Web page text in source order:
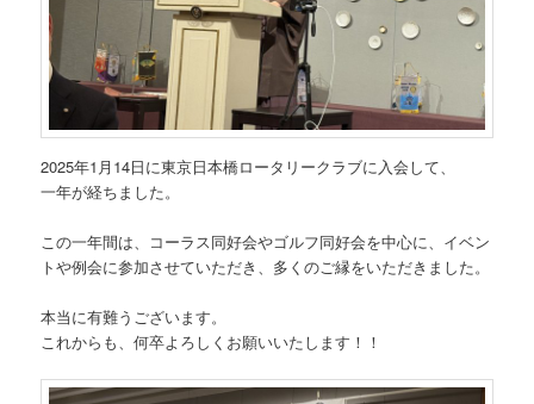
2025年1月14日に東京日本橋ロータリークラブに入会して、
一年が経ちました。
この一年間は、コーラス同好会やゴルフ同好会を中心に、イベン
トや例会に参加させていただき、多くのご縁をいただきました。
本当に有難うございます。
これからも、何卒よろしくお願いいたします！！